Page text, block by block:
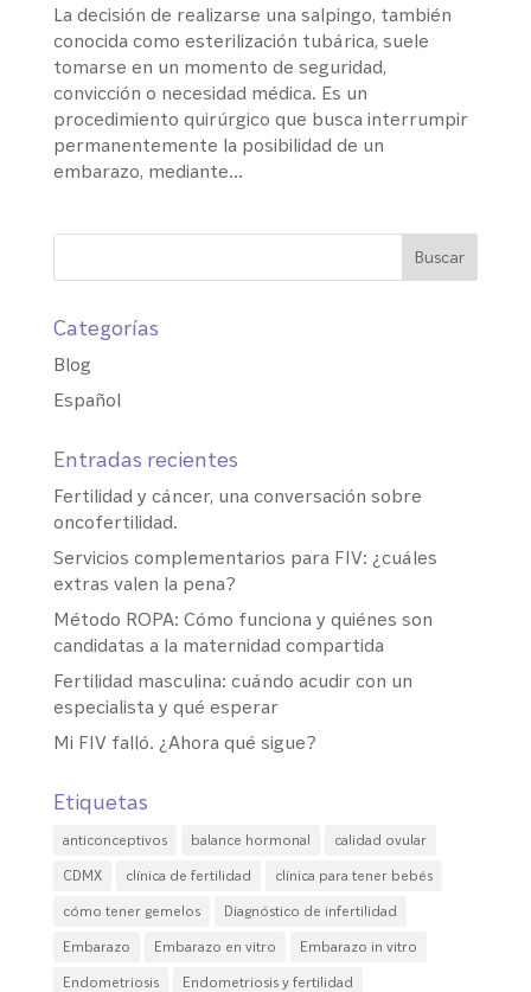
La decisión de realizarse una salpingo, también
conocida como esterilización tubárica, suele
tomarse en un momento de seguridad,
convicción o necesidad médica. Es un
procedimiento quirúrgico que busca interrumpir
permanentemente la posibilidad de un
embarazo, mediante...
Categorías
Blog
Español
Entradas recientes
Fertilidad y cáncer, una conversación sobre
oncofertilidad.
Servicios complementarios para FIV: ¿cuáles
extras valen la pena?
Método ROPA: Cómo funciona y quiénes son
candidatas a la maternidad compartida
Fertilidad masculina: cuándo acudir con un
especialista y qué esperar
Mi FIV falló. ¿Ahora qué sigue?
Etiquetas
anticonceptivos balance hormonal
calidad ovular
CDMX
clínica de fertilidad
clínica para tener bebés
cómo tener gemelos
Diagnóstico de infertilidad
Embarazo
Embarazo en vitro
Embarazo in vitro
Endometriosis
Endometriosis y fertilidad